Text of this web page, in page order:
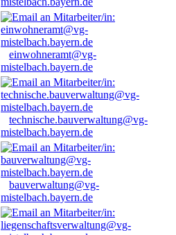
einwohneramt@vg-
mistelbach.bayern.de
technische.bauverwaltung@vg-
mistelbach.bayern.de
bauverwaltung@vg-
mistelbach.bayern.de